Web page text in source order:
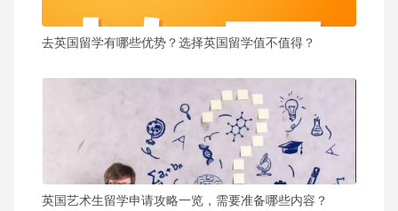
去英国留学有哪些优势？选择英国留学值不值得？
英国艺术生留学申请攻略一览，需要准备哪些内容？